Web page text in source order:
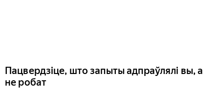
Пацвердзіце, што запыты адпраўлялі вы, а
не робат